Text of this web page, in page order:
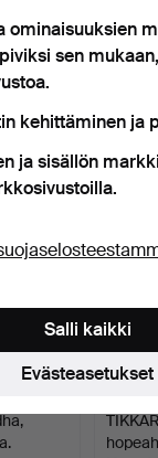
posliini,
21
ominaisuuksien
sen
kehittäminen ja
ja sisällön
Evästeasetukset
Salli kaikki